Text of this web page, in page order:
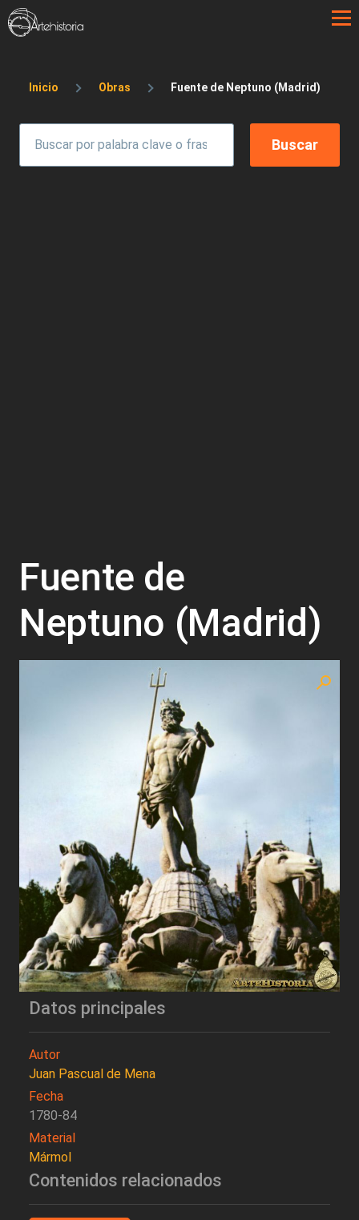
Pasar al contenido principal
Sobrescribir enlaces de ayuda a la
Inicio Obras Fuente de Neptuno (Madrid)
Fuente de
Neptuno (Madrid)
Datos principales
Autor
Juan Pascual de Mena
Fecha
1780-84
Material
Mármol
Contenidos relacionados